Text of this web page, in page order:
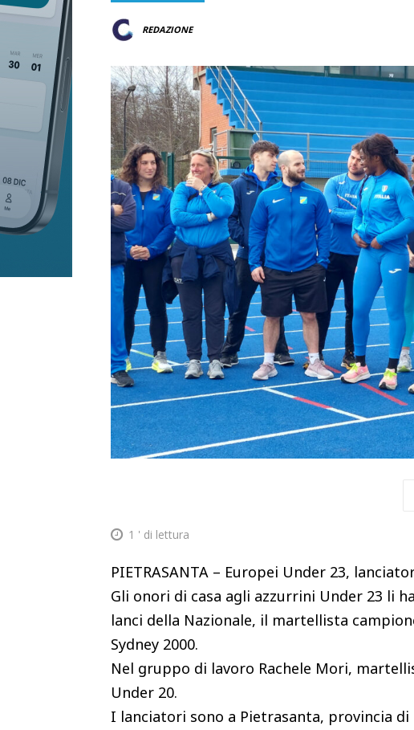
REDAZIONE
1 ' di lettura
PIETRASANTA – Europei Under 23,
Gli onori di casa agli azzurrini Under 23 li
lanci della Nazionale, il martellista
Sydney 2000.
Nel gruppo di lavoro Rachele Mori,
Under 20.
I lanciatori sono a Pietrasanta, provincia